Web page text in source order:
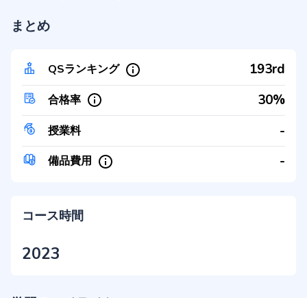
まとめ
QSランキング 193rd
合格率 30%
授業料 -
備品費用 -
コース時間
2023